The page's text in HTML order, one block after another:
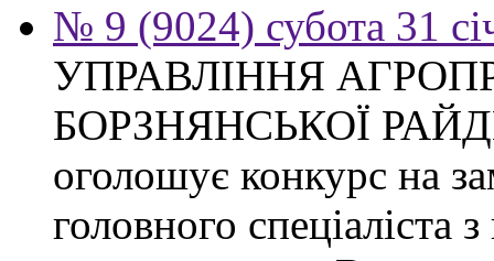
№ 9 (9024) субота 31
УПРАВЛІННЯ
БОРЗНЯНСЬКОЇ
оголошує конкурс на
головного спеціаліста